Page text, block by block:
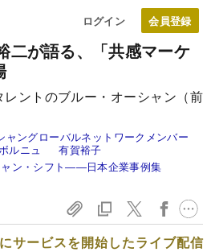
ログイン
二が語る、「共感マーケ
レントのブルー・オーシャン（前
ャングローバルネットワークメンバー
ルニュ
有賀裕子
ャン・シフト――日本企業事例集
サービスを開始したライブ配信